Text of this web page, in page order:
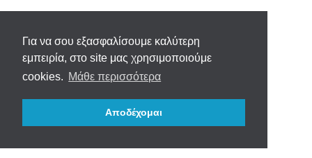
Για να σου εξασφαλίσουμε καλύτερη
εμπειρία, στο site μας χρησιμοποιούμε
cookies. Μάθε περισσότερα
Αποδέχομαι